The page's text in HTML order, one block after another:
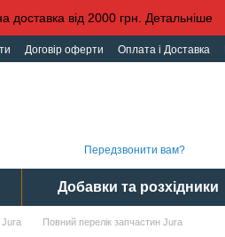
доставка від 2000 грн. Детальніше
Договір оферти Оплата і Доставка
Передзвонити вам?
Добавки та розхідники
Jura Повний перелік запчастин Jura